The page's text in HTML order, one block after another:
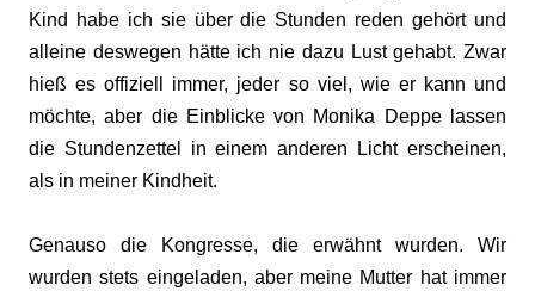
Kind habe ich sie über die Stunden reden gehört und
alleine deswegen hätte ich nie dazu Lust gehabt. Zwar
hieß es offiziell immer, jeder so viel, wie er kann und
möchte, aber die Einblicke von Monika Deppe lassen
die Stundenzettel in einem anderen Licht erscheinen,
als in meiner Kindheit.
Genauso die Kongresse, die erwähnt wurden. Wir
wurden stets eingeladen, aber meine Mutter hat immer